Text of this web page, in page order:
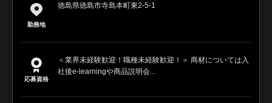
勤務地
徳島県徳島市寺島本町東2-5-1
応募資格
＜業界未経験歓迎！職種未経験歓迎！＞ 商材については入
社後e-learningや商品説明会...